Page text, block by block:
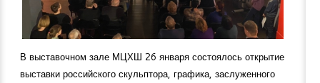
В выставочном зале МЦХШ 26 января состоялось открытие
выставки российского скульптора, графика, заслуженного